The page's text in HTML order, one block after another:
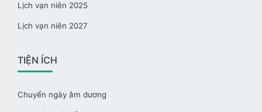
Lịch vạn niên 2025
Lịch vạn niên 2027
TIỆN ÍCH
Chuyển ngày âm dương